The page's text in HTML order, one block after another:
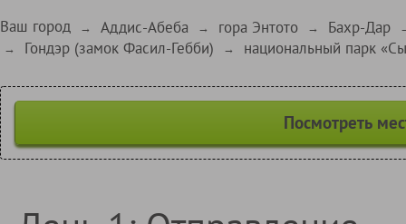
Ваш город → Аддис-Абеба → гора Энтото → Бахр-Дар
→
Гондэр (замок Фасил-Гебби) → национальный парк
Посмотреть